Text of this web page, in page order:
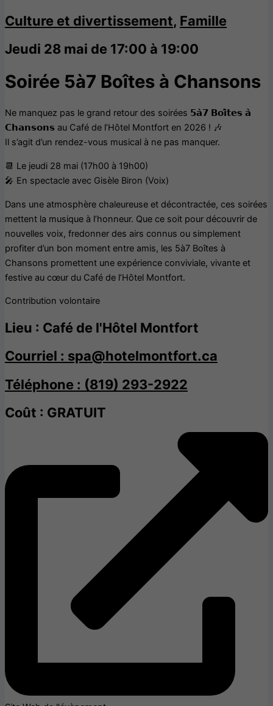
Culture et divertissement, Famille
Jeudi 28 mai de 17:00 à 19:00
Soirée 5à7 Boîtes à Chansons
Ne manquez pas le grand retour des soirées 𝟱𝗮̀𝟳 𝗕𝗼𝗶̂𝘁𝗲𝘀 𝗮̀
𝗖𝗵𝗮𝗻𝘀𝗼𝗻𝘀 au Café de l’Hôtel Montfort en 2026 ! 🎶
Il s’agit d’un rendez-vous musical à ne pas manquer.
📆 Le jeudi 28 mai (17h00 à 19h00)
🎤 En spectacle avec Gisèle Biron (Voix)
Dans une atmosphère chaleureuse et décontractée, ces soirées
mettent la musique à l’honneur. Que ce soit pour découvrir de
nouvelles voix, fredonner des airs connus ou simplement
profiter d’un bon moment entre amis, les 5à7 Boîtes à
Chansons promettent une expérience conviviale, vivante et
festive au cœur du Café de l’Hôtel Montfort.
Contribution volontaire
Lieu : Café de l'Hôtel Montfort
Courriel : spa@hotelmontfort.ca
Téléphone : (819) 293-2922
Coût : GRATUIT